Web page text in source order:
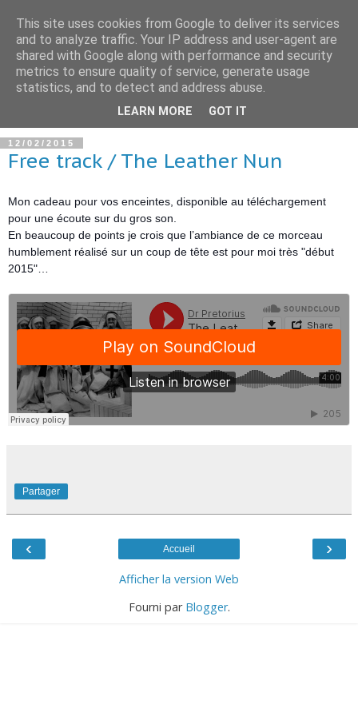
12/02/2015
Free track / The Leather Nun
Mon cadeau pour vos enceintes, disponible au téléchargement
pour une écoute sur du gros son.
En beaucoup de points je crois que l’ambiance de ce morceau
humblement réalisé sur un coup de tête est pour moi très "début
2015"…
Partager
‹ ›
Accueil
Afficher la version Web
Fourni par Blogger.
This site uses cookies from Google to deliver its services
and to analyze traffic. Your IP address and user-agent are
shared with Google along with performance and security
metrics to ensure quality of service, generate usage
statistics, and to detect and address abuse.
LEARN MORE GOT IT